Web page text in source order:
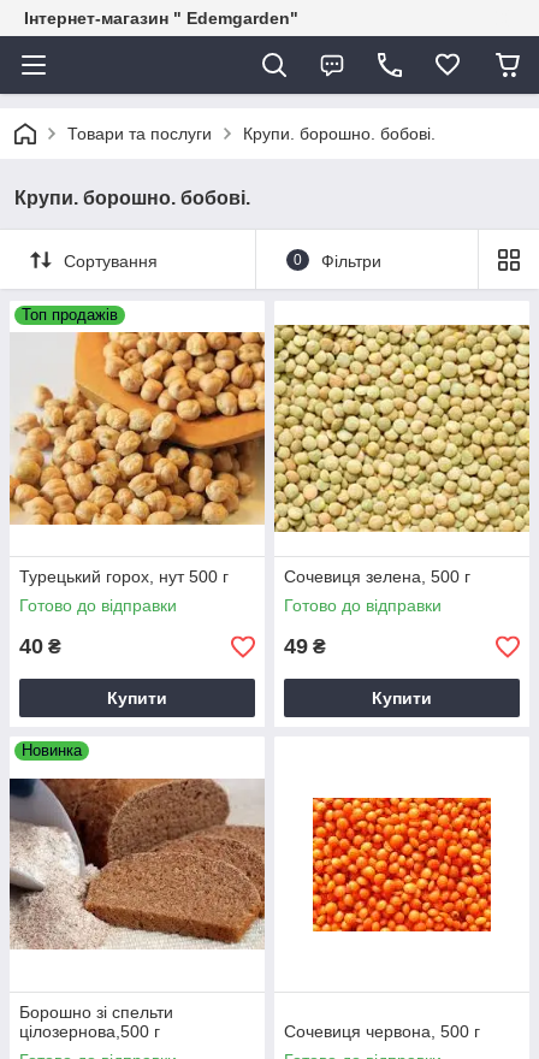
Інтернет-магазин " Edemgarden"
Товари та послуги Крупи. борошно. бобові.
Крупи. борошно. бобові.
Сортування 0 Фільтри
Топ продажів
Турецький горох, нут 500 г
Готово до відправки
40 ₴
Купити
Сочевиця зелена, 500 г
Готово до відправки
49 ₴
Купити
Новинка
Борошно зі спельти
цілозернова,500 г
Сочевиця червона, 500 г